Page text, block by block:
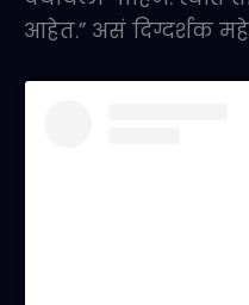
आहेत.” असं दिग्दर्शक